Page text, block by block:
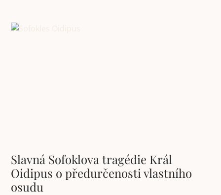
Slavná Sofoklova tragédie Král
Oidipus o předurčenosti vlastního
osudu